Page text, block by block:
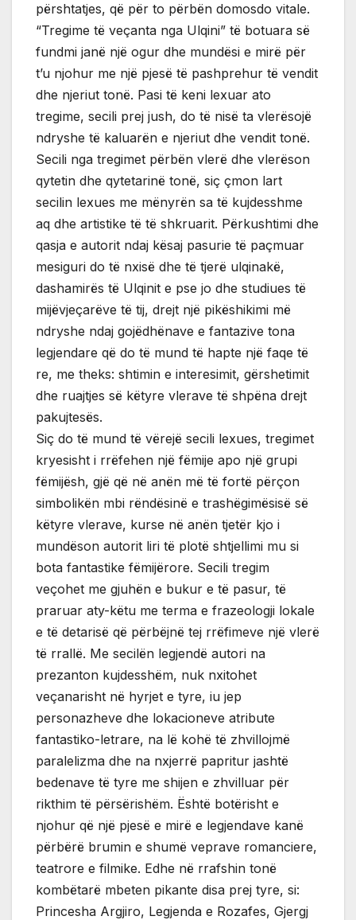
përshtatjes, që për to përbën domosdo vitale.
“Tregime të veçanta nga Ulqini” të botuara së
fundmi janë një ogur dhe mundësi e mirë për
t’u njohur me një pjesë të pashprehur të vendit
dhe njeriut tonë. Pasi të keni lexuar ato
tregime, secili prej jush, do të nisë ta vlerësojë
ndryshe të kaluarën e njeriut dhe vendit tonë.
Secili nga tregimet përbën vlerë dhe vlerëson
qytetin dhe qytetarinë tonë, siç çmon lart
secilin lexues me mënyrën sa të kujdesshme
aq dhe artistike të të shkruarit. Përkushtimi dhe
qasja e autorit ndaj kësaj pasurie të paçmuar
mesiguri do të nxisë dhe të tjerë ulqinakë,
dashamirës të Ulqinit e pse jo dhe studiues të
mijëvjeçarëve të tij, drejt një pikëshikimi më
ndryshe ndaj gojëdhënave e fantazive tona
legjendare që do të mund të hapte një faqe të
re, me theks: shtimin e interesimit, gërshetimit
dhe ruajtjes së këtyre vlerave të shpëna drejt
pakujtesës.
Siç do të mund të vërejë secili lexues, tregimet
kryesisht i rrëfehen një fëmije apo një grupi
fëmijësh, gjë që në anën më të fortë përçon
simbolikën mbi rëndësinë e trashëgimësisë së
këtyre vlerave, kurse në anën tjetër kjo i
mundëson autorit liri të plotë shtjellimi mu si
bota fantastike fëmijërore. Secili tregim
veçohet me gjuhën e bukur e të pasur, të
praruar aty-këtu me terma e frazeologji lokale
e të detarisë që përbëjnë tej rrëfimeve një vlerë
të rrallë. Me secilën legjendë autori na
prezanton kujdesshëm, nuk nxitohet
veçanarisht në hyrjet e tyre, iu jep
personazheve dhe lokacioneve atribute
fantastiko-letrare, na lë kohë të zhvillojmë
paralelizma dhe na nxjerrë papritur jashtë
bedenave të tyre me shijen e zhvilluar për
rikthim të përsërishëm. Është botërisht e
njohur që një pjesë e mirë e legjendave kanë
përbërë brumin e shumë veprave romanciere,
teatrore e filmike. Edhe në rrafshin tonë
kombëtarë mbeten pikante disa prej tyre, si:
Princesha Argjiro, Legjenda e Rozafes, Gjergj